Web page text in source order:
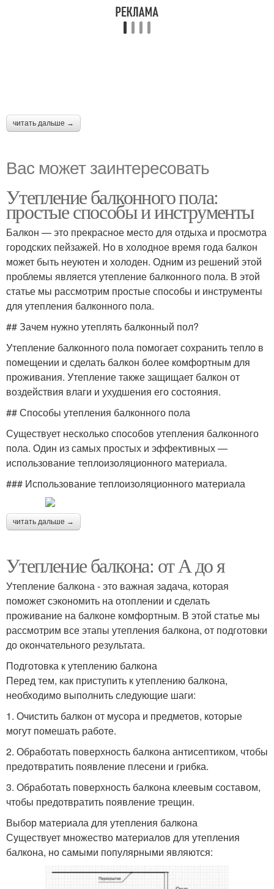
читать дальше →
Вас может заинтересовать
Утепление балконного пола:
простые способы и инструменты
Балкон — это прекрасное место для отдыха и просмотра
городских пейзажей. Но в холодное время года балкон
может быть неуютен и холоден. Одним из решений этой
проблемы является утепление балконного пола. В этой
статье мы рассмотрим простые способы и инструменты
для утепления балконного пола.
## Зачем нужно утеплять балконный пол?
Утепление балконного пола помогает сохранить тепло в
помещении и сделать балкон более комфортным для
проживания. Утепление также защищает балкон от
воздействия влаги и ухудшения его состояния.
## Способы утепления балконного пола
Существует несколько способов утепления балконного
пола. Один из самых простых и эффективных —
использование теплоизоляционного материала.
### Использование теплоизоляционного материала
читать дальше →
Утепление балкона: от А до я
Утепление балкона - это важная задача, которая
поможет сэкономить на отоплении и сделать
проживание на балконе комфортным. В этой статье мы
рассмотрим все этапы утепления балкона, от подготовки
до окончательного результата.
Подготовка к утеплению балкона
Перед тем, как приступить к утеплению балкона,
необходимо выполнить следующие шаги:
1. Очистить балкон от мусора и предметов, которые
могут помешать работе.
2. Обработать поверхность балкона антисептиком, чтобы
предотвратить появление плесени и грибка.
3. Обработать поверхность балкона клеевым составом,
чтобы предотвратить появление трещин.
Выбор материала для утепления балкона
Существует множество материалов для утепления
балкона, но самыми популярными являются: